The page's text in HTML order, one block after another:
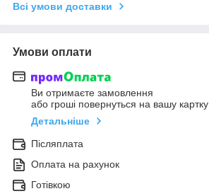
Всі умови доставки
Умови оплати
Ви отримаєте замовлення
або гроші повернуться на вашу картку
Детальніше
Післяплата
Оплата на рахунок
Готівкою